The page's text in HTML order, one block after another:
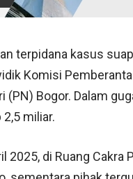
terpidana kasus
Komisi
(PN) Bogor. Dalam
miliar.
2025, di Ruang Cakra